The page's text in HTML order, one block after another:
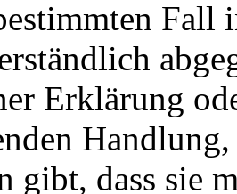
Fall
Erklärung
gibt, dass sie